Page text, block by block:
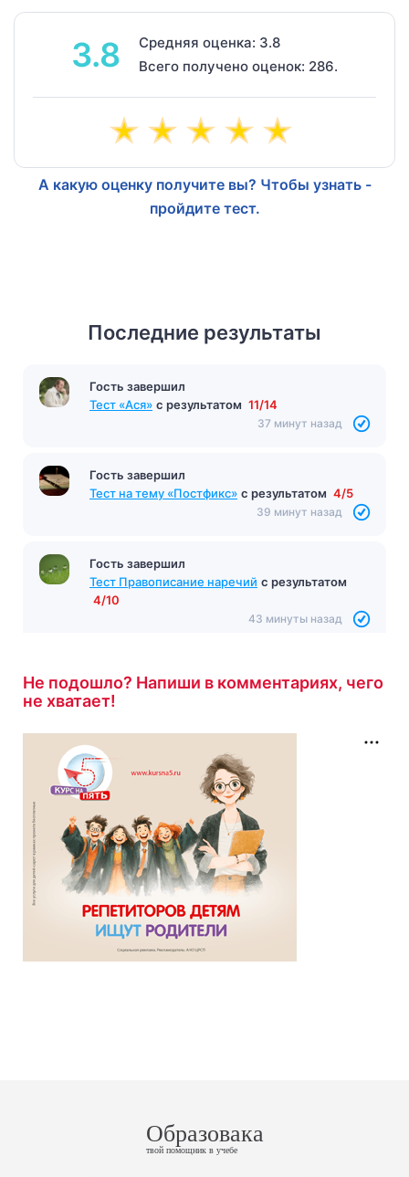
3.8
Средняя оценка: 3.8
Всего получено оценок: 286.
А какую оценку получите вы? Чтобы узнать -
пройдите тест.
Последние результаты
Гость завершил
Тест «Герой нашего времени» с результатом
37 минут назад
43 минуты назад
Не подошло? Напиши в комментариях, чего
не хватает!
Образовака
твой помощник в учебе